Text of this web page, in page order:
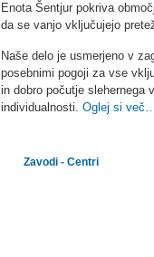
Enota Šentjur pokriva
da se vanjo vključujejo
Naše delo je usmerjeno v
posebnimi pogoji za vse
in dobro počutje slehernega
individualnosti. Oglej si
Zavodi - Centri